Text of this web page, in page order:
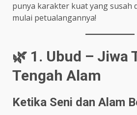
punya karakter kuat yang susah
mulai petualangannya!
🌿 1. Ubud – Jiwa
Tengah Alam
Ketika Seni dan Alam